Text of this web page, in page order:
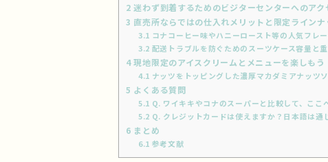
2 迷わず到着するためのビジターセンターへのアク
3 直売所ならではの仕入れメリットと限定ラインナ
3.1 コナコーヒー味やハニーロースト等の人気フレ
3.2 配送トラブルを防ぐためのスーツケース容量と
4現地限定のアイスクリームとメニューを楽しもう
4.1 ナッツをトッピングした濃厚マカダミアナッツ
5 よくある質問
5.1 Q. ワイキキやコナのスーパーと比較して、ここ
5.2 Q. クレジットカードは使えますか？日本語は通
6 まとめ
6.1 参考文献